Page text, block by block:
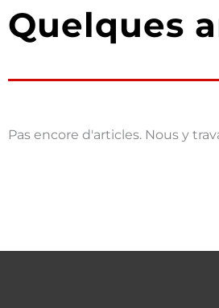
Quelques
Pas encore d'articles. Nous y